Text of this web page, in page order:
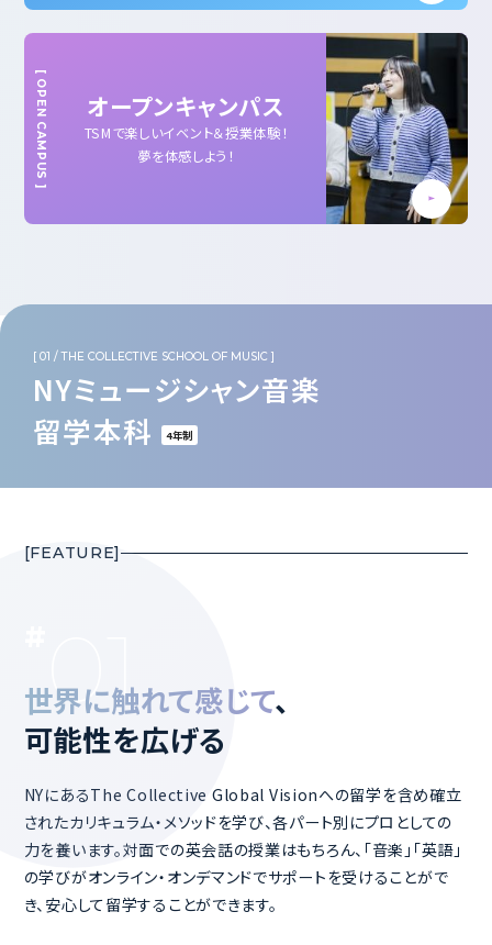
オープンキャンパス
TSMで楽しいイベント＆授業体験！
夢を体感しよう！
NYミュージシャン音楽
留学本科
4年制
01
世界に触れて感じて、
可能性を広げる
NYにあるThe Collective Global Visionへの留学を含め確立
されたカリキュラム・メソッドを学び、各パート別にプロとしての
力を養います。対面での英会話の授業はもちろん、「音楽」「英語」
の学びがオンライン・オンデマンドでサポートを受けることがで
き、安心して留学することができます。